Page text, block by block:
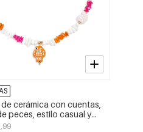
cerámica con cuentas,
peces, estilo casual y
para mujer.